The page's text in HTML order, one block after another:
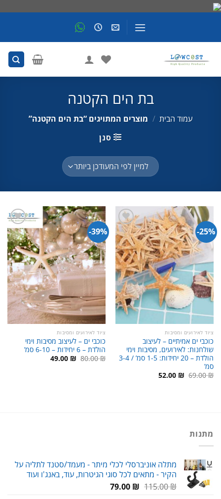
בת הים הקטנה
עמוד הבית / מוצרים המתויגים “בת הים הקטנה”
סנן
25%-
ציוד לאירועים ומסיבות
כוכבי ים אמיתיים – לעיצוב
שולחנות: לאירועים, מסיבות וימי
הולדת – 20 יחידות: 1-5 סמ’ / 3-4
סמ’
69.00₪ המחיר
המקורי
52.00 ₪ המחיר
הנוכחי
39%-
ציוד לאירועים ומסיבות
כוכבי ים – לעיצוב מסיבות וימי
הולדת – 6 יחידות – 6-10 סמ’
80.00₪ המחיר
המקורי
49.00 ₪ המחיר
מתנות
מתלה אוניברסלי לכלי מיתר - מעמד/סטנד לתליה על
הקיר - מתאים לכל סוגי הגיטרות, עוד, באנג'ו ועוד
115.00₪
המחיר79.00 ₪
המחיר